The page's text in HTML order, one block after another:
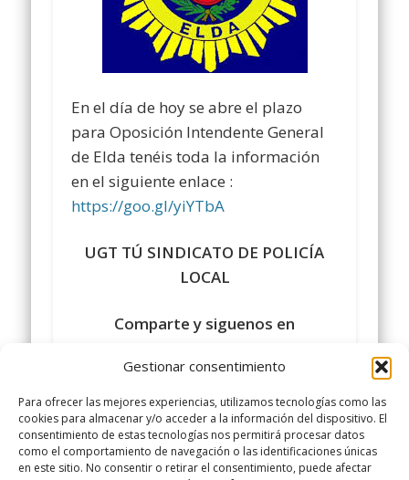
Gestionar consentimiento
Para ofrecer las mejores experiencias, utilizamos tecnologías como las
cookies para almacenar y/o acceder a la información del dispositivo. El
consentimiento de estas tecnologías nos permitirá procesar datos
como el comportamiento de navegación o las identificaciones únicas
en este sitio. No consentir o retirar el consentimiento, puede afectar
En el día de hoy se abre el plazo
para Oposición Intendente General
de Elda tenéis toda la información
en el siguiente enlace :
https://goo.gl/yiYTbA
UGT TÚ SINDICATO DE POLICÍA
LOCAL
Comparte y siguenos en
https://www.facebook.com/policialocalugt/
#sindicatopolicialocalugt#UGT
+Sindicato Policía Local UGT
twitter.com/UGTPoliciaLocal
http://www.policialocalugt.es